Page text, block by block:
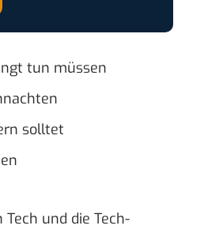
tun müssen
solltet
Tech und die Tech-